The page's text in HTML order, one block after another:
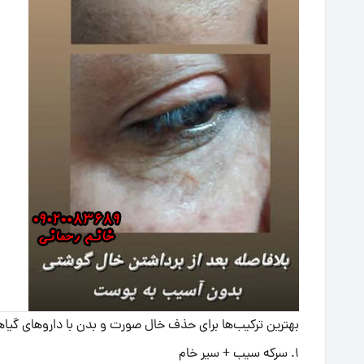
بهترین ترکیب‌ها برای حذف خال صورت و بدن با داروهای
۱. سرکه سیب + سیر خام